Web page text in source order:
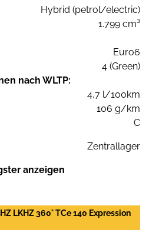
Hybrid (petrol/electric)
1.799 cm³
Euro6
4 (Green)
nach WLTP:
4,7 l/100km
106 g/km
C
Zentrallager
anzeigen
LKHZ 360° TCe 140 Expression